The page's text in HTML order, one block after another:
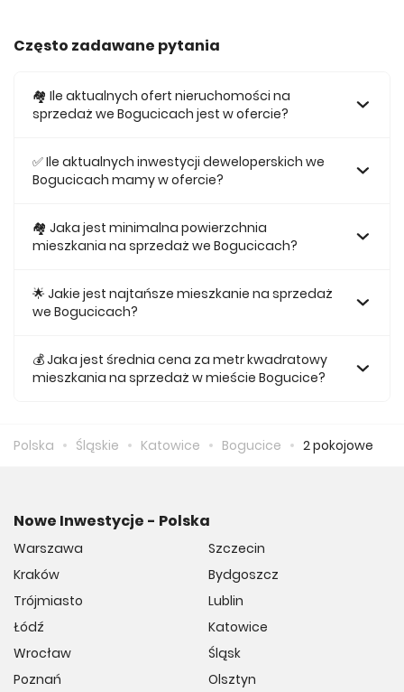
Często zadawane pytania
🏘️ Ile aktualnych ofert nieruchomości na
sprzedaż we Bogucicach jest w ofercie?
we Bogucicach.
✅ Ile aktualnych inwestycji deweloperskich we
Bogucicach mamy w ofercie?
we Bogucicach.
🏘 Jaka jest minimalna powierzchnia
mieszkania na sprzedaż we Bogucicach?
Bogucicach jest 25,21.
🌟 Jakie jest najtańsze mieszkanie na sprzedaż
we Bogucicach?
naszej ofercie kosztuje 376 138 zł.
💰 Jaka jest średnia cena za metr kwadratowy
mieszkania na sprzedaż w mieście Bogucice?
Polska Śląskie Katowice Bogucice 2 pokojowe
Nowe Inwestycje - Polska
Warszawa
Kraków
Trójmiasto
Łódź
Wrocław
Poznań
Szczecin
Bydgoszcz
Lublin
Katowice
Śląsk
Olsztyn